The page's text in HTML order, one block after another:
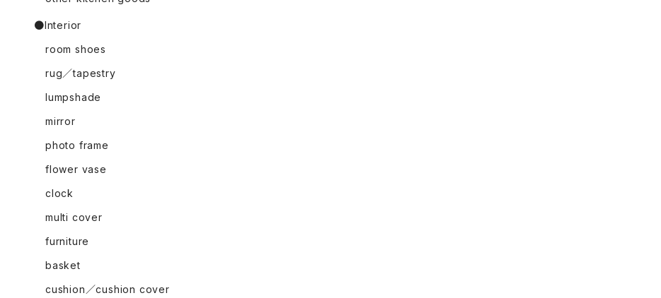
●Interior
room shoes
rug／tapestry
lumpshade
mirror
photo frame
flower vase
clock
multi cover
furniture
basket
cushion／cushion cover